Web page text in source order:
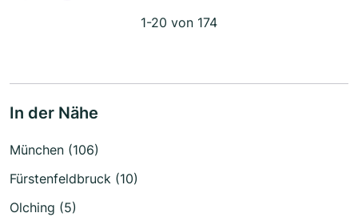
1-20 von 174
In der Nähe
München (106)
Fürstenfeldbruck (10)
Olching (5)